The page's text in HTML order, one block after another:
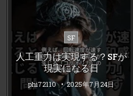
Posted
in
SF
人工重力は実現する？SFが
現実になる日
phi72110 2025年7月24日